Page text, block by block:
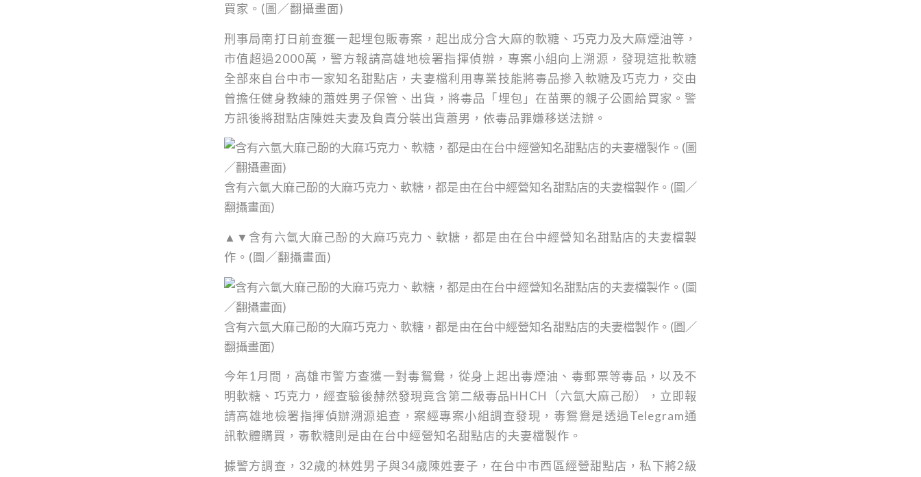
買家。(圖／翻攝畫面)
刑事局南打日前查獲一起埋包販毒案，起出成分含大麻的軟糖、巧克力及大麻煙油等，
市值超過2000萬，警方報請高雄地檢署指揮偵辦，專案小組向上溯源，發現這批軟糖
全部來自台中市一家知名甜點店，夫妻檔利用專業技能將毒品摻入軟糖及巧克力，交由
曾擔任健身教練的蕭姓男子保管、出貨，將毒品「埋包」在苗栗的親子公園給買家。警
方訊後將甜點店陳姓夫妻及負責分裝出貨蕭男，依毒品罪嫌移送法辦。
含有六氫大麻己酚的大麻巧克力、軟糖，都是由在台中經營知名甜點店的夫妻檔製作。(圖／
翻攝畫面)
▲▼含有六氫大麻己酚的大麻巧克力、軟糖，都是由在台中經營知名甜點店的夫妻檔製
作。(圖／翻攝畫面)
含有六氫大麻己酚的大麻巧克力、軟糖，都是由在台中經營知名甜點店的夫妻檔製作。(圖／
翻攝畫面)
今年1月間，高雄市警方查獲一對毒鴛鴦，從身上起出毒煙油、毒郵票等毒品，以及不
明軟糖、巧克力，經查驗後赫然發現竟含第二級毒品HHCH（六氫大麻己酚），立即報
請高雄地檢署指揮偵辦溯源追查，案經專案小組調查發現，毒鴛鴦是透過Telegram通
訊軟體購買，毒軟糖則是由在台中經營知名甜點店的夫妻檔製作。
據警方調查，32歲的林姓男子與34歲陳姓妻子，在台中市西區經營甜點店，私下將2級